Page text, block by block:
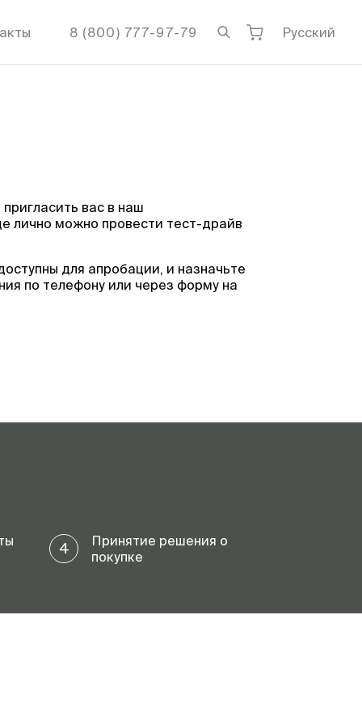
8 (800) 777-97-79 Русский
вас в наш
лично можно провести тест-драйв
для апробации, и назначьте
по телефону или через форму на
4
Принятие решения о
покупке